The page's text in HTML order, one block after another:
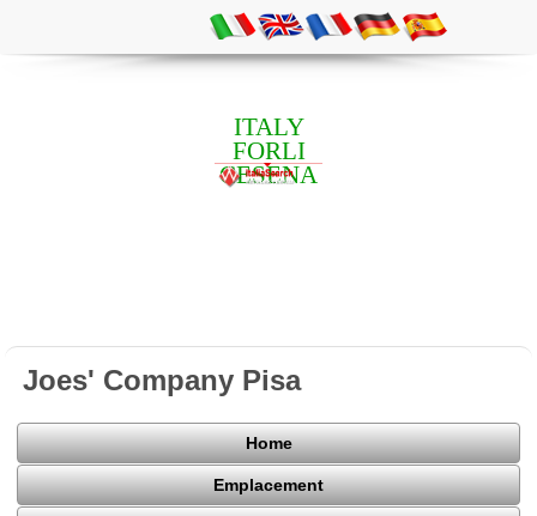
ITALY
FORLI
CESENA
Joes' Company Pisa
Home
Emplacement